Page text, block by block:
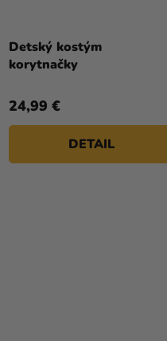
Detský kostým
korytnačky
24,99 €
DETAIL